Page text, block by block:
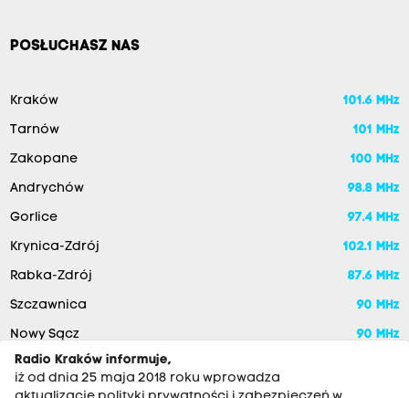
POSŁUCHASZ NAS
Kraków 101.6 MHz
Tarnów 101 MHz
Zakopane 100 MHz
Andrychów 98.8 MHz
Gorlice 97.4 MHz
Krynica-Zdrój 102.1 MHz
Rabka-Zdrój 87.6 MHz
Szczawnica 90 MHz
Nowy Sącz
90 MHz
Radio Kraków informuje,
iż od dnia 25 maja 2018 roku wprowadza